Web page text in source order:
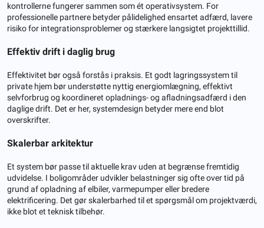
kontrollerne fungerer sammen som ét operativsystem. For
professionelle partnere betyder pålidelighed ensartet adfærd, lavere
risiko for integrationsproblemer og stærkere langsigtet projekttillid.
Effektiv drift i daglig brug
Effektivitet bør også forstås i praksis. Et godt lagringssystem til
private hjem bør understøtte nyttig energiomlægning, effektivt
selvforbrug og koordineret opladnings- og afladningsadfærd i den
daglige drift. Det er her, systemdesign betyder mere end blot
overskrifter.
Skalerbar arkitektur
Et system bør passe til aktuelle krav uden at begrænse fremtidig
udvidelse. I boligområder udvikler belastninger sig ofte over tid på
grund af opladning af elbiler, varmepumper eller bredere
elektrificering. Det gør skalerbarhed til et spørgsmål om projektværdi,
ikke blot et teknisk tilbehør.